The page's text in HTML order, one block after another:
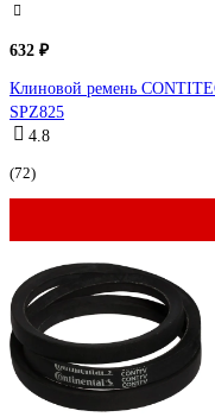
632 ₽
Клиновой ремень
SPZ825
4.8
(72)